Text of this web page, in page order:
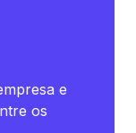
e
os